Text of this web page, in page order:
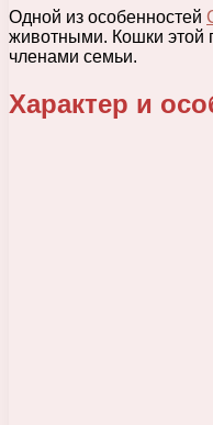
Одной из особенностей
животными. Кошки этой
членами семьи.
Характер и